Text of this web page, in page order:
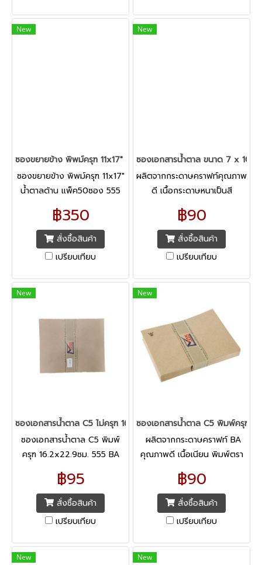
New
ซองขยายข้าง พิพม์ครุฑ 11x17" น้ำตาลด้าน แพ็ค50ซอง 555 KA
ซองขยายข้าง พิพม์ครุฑ 11x17"
น้ำตาลด้าน แพ็ค50ซอง 555
KA ผลิตจากกระดาษดราฟท์ KA
เนื้อเรียบหนา
฿350
สั่งซื้อสินค้า
เปรียบเทียบ
New
ซองเอกสารน้ำตาล ขนาด 7 x 10 นิ้
ผลิตจากกระดาษคราฟท์คุณภาพ
ดี เนื้อกระดาษหนาเป็นสี
น้ำตาล เหมาะสำหรับใส่เอกสาร
ทั่วไป เหมาะสำหรับบรรจุจดหมาย
และเอกสารทั่วไป
฿90
สั่งซื้อสินค้า
เปรียบเทียบ
New
ซองเอกสารน้ำตาล C5 ไม่ครุฑ 16.2x22.9ซม. 555 BA
ซองเอกสารน้ำตาล C5 พิมพ์
ครุฑ 16.2x22.9ซม. 555 BA
ผลิตจากกระดาษคราฟท์ BA
คุณภาพดี เนื้อเนียน
฿95
สั่งซื้อสินค้า
เปรียบเทียบ
New
ซองเอกสารน้ำตาล C5 พิมพ์ครุฑ
ผลิตจากกระดาษคราฟท์ BA
คุณภาพดี เนื้อเนียน พิมพ์ตรา
ครุฑสีดำ ด้านบนซ้ายของซอง
฿90
สั่งซื้อสินค้า
เปรียบเทียบ
New New